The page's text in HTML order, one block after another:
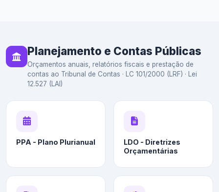
Planejamento e Contas Públicas
Orçamentos anuais, relatórios fiscais e prestação de
contas ao Tribunal de Contas · LC 101/2000 (LRF) · Lei
12.527 (LAI)
PPA - Plano Plurianual
LDO - Diretrizes
Orçamentárias